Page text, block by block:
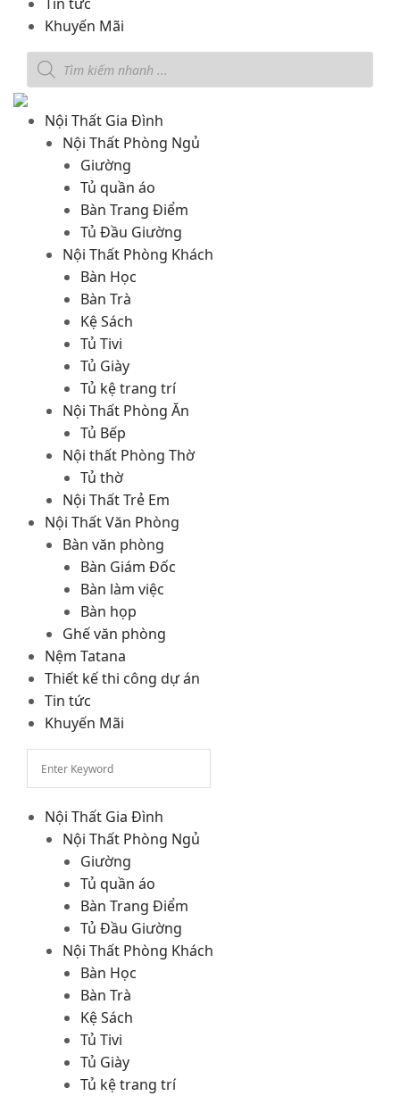
Khuyến Mãi
Nội Thất Gia Đình
Nội Thất Phòng Ngủ
Giường
Tủ quần áo
Bàn Trang Điểm
Tủ Đầu Giường
Nội Thất Phòng Khách
Bàn Học
Bàn Trà
Kệ Sách
Tủ Tivi
Tủ Giày
Tủ kệ trang trí
Nội Thất Phòng Ăn
Tủ Bếp
Nội thất Phòng Thờ
Tủ thờ
Nội Thất Trẻ Em
Nội Thất Văn Phòng
Bàn văn phòng
Bàn Giám Đốc
Bàn làm việc
Bàn họp
Ghế văn phòng
Nệm Tatana
Thiết kế thi công dự án
Tin tức
Khuyến Mãi
Nội Thất Gia Đình
Nội Thất Phòng Ngủ
Giường
Tủ quần áo
Bàn Trang Điểm
Tủ Đầu Giường
Nội Thất Phòng Khách
Bàn Học
Bàn Trà
Kệ Sách
Tủ Tivi
Tủ Giày
Tủ kệ trang trí